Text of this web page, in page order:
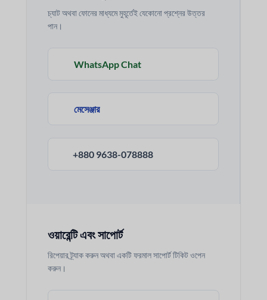
চ্যাট অথবা ফোনের মাধ্যমে মুহূর্তেই যেকোনো প্রশ্নের উত্তর
পান।
WhatsApp Chat
মেসেঞ্জার
+880 9638-078888
ওয়ারেন্টি এবং সাপোর্ট
রিপেয়ার ট্র্যাক করুন অথবা একটি ফরমাল সাপোর্ট টিকিট ওপেন
করুন।